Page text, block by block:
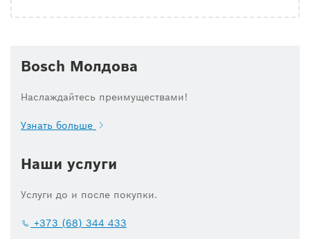
Bosch Молдова
Наслаждайтесь преимуществами!
Узнать больше
Наши услуги
Услуги до и после покупки.
+373 (68) 344 433